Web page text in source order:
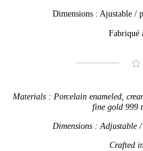
Dimensions : Ajustable /
Fabriqué
Materials : Porcelain enameled,
fine gold 999
Dimensions : Adjustable
Crafted